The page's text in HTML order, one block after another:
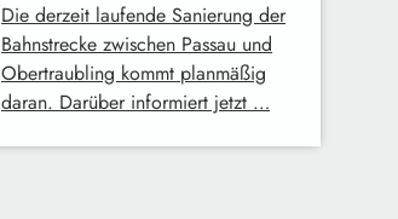
Die derzeit laufende Sanierung der
Bahnstrecke zwischen Passau und
Obertraubling kommt planmäßig
daran. Darüber informiert jetzt …